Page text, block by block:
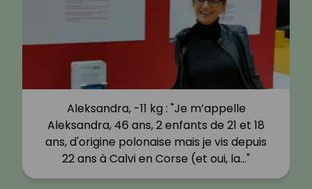
Aleksandra, -11 kg : "Je m’appelle
Aleksandra, 46 ans, 2 enfants de 21 et 18
ans, d'origine polonaise mais je vis depuis
22 ans à Calvi en Corse (et oui, la…"